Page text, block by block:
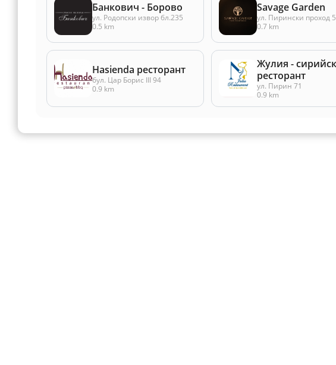
Банкович - Борово
ул. Родопски извор бл.235
0.5 km
Savage Garden
ул. Пирински проход
0.7 km
Hasienda ресторант
бул. Цар Борис III 94
0.9 km
Жулия -
ресторант
ул. Пирин 71
0.9 km